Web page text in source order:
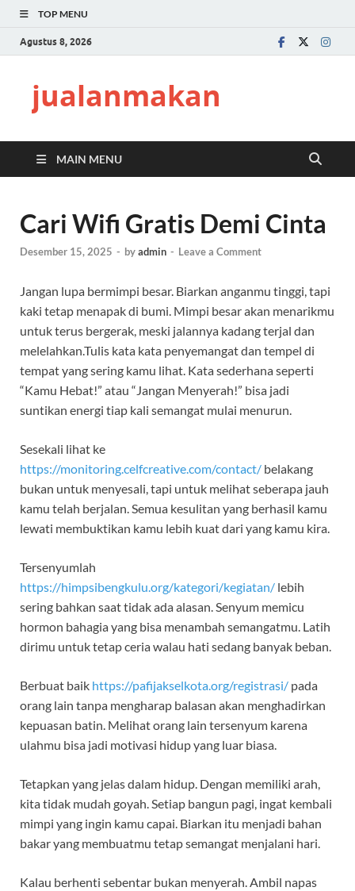
TOP MENU
Agustus 8, 2026
jualanmakan
MAIN MENU
Cari Wifi Gratis Demi Cinta
Desember 15, 2025 - byadmin - Leave a Comment
Jangan lupa bermimpi besar. Biarkan anganmu tinggi, tapi
kaki tetap menapak di bumi. Mimpi besar akan menarikmu
untuk terus bergerak, meski jalannya kadang terjal dan
melelahkan.Tulis kata kata penyemangat dan tempel di
tempat yang sering kamu lihat. Kata sederhana seperti
“Kamu Hebat!” atau “Jangan Menyerah!” bisa jadi
suntikan energi tiap kali semangat mulai menurun.
Sesekali lihat ke
https://monitoring.celfcreative.com/contact/ belakang
bukan untuk menyesali, tapi untuk melihat seberapa jauh
kamu telah berjalan. Semua kesulitan yang berhasil kamu
lewati membuktikan kamu lebih kuat dari yang kamu kira.
Tersenyumlah
https://himpsibengkulu.org/kategori/kegiatan/ lebih
sering bahkan saat tidak ada alasan. Senyum memicu
hormon bahagia yang bisa menambah semangatmu. Latih
dirimu untuk tetap ceria walau hati sedang banyak beban.
Berbuat baik https://pafijakselkota.org/registrasi/ pada
orang lain tanpa mengharap balasan akan menghadirkan
kepuasan batin. Melihat orang lain tersenyum karena
ulahmu bisa jadi motivasi hidup yang luar biasa.
Tetapkan yang jelas dalam hidup. Dengan memiliki arah,
kita tidak mudah goyah. Setiap bangun pagi, ingat kembali
mimpi yang ingin kamu capai. Biarkan itu menjadi bahan
bakar yang membuatmu tetap semangat menjalani hari.
Kalau berhenti sebentar bukan menyerah. Ambil napas